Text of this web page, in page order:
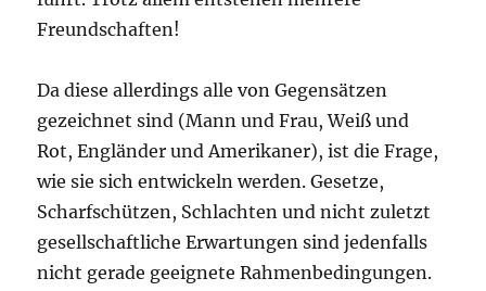
Freundschaften!
Da diese allerdings alle von Gegensätzen
gezeichnet sind (Mann und Frau, Weiß und
Rot, Engländer und Amerikaner), ist die Frage,
wie sie sich entwickeln werden. Gesetze,
Scharfschützen, Schlachten und nicht zuletzt
gesellschaftliche Erwartungen sind jedenfalls
nicht gerade geeignete Rahmenbedingungen.